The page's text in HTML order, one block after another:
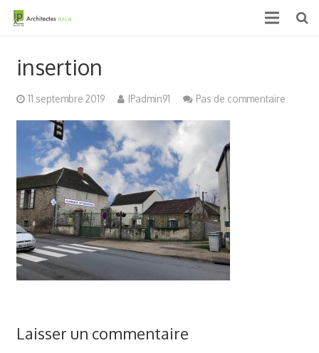
Actualités & médias
Contact
insertion
11 septembre 2019 IPadmin91 Pas de commentaire
Laisser un commentaire